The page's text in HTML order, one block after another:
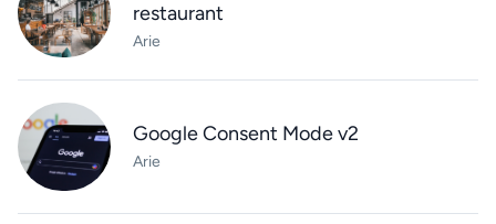
restaurant
Arie
Google Consent Mode v2
Arie